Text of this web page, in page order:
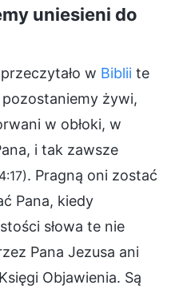
uniesieni do
w Biblii te
pozostaniemy żywi,
w obłoki, w
i tak zawsze
. Pragną oni zostać
Pana, kiedy
słowa te nie
Pana Jezusa ani
Objawienia. Są